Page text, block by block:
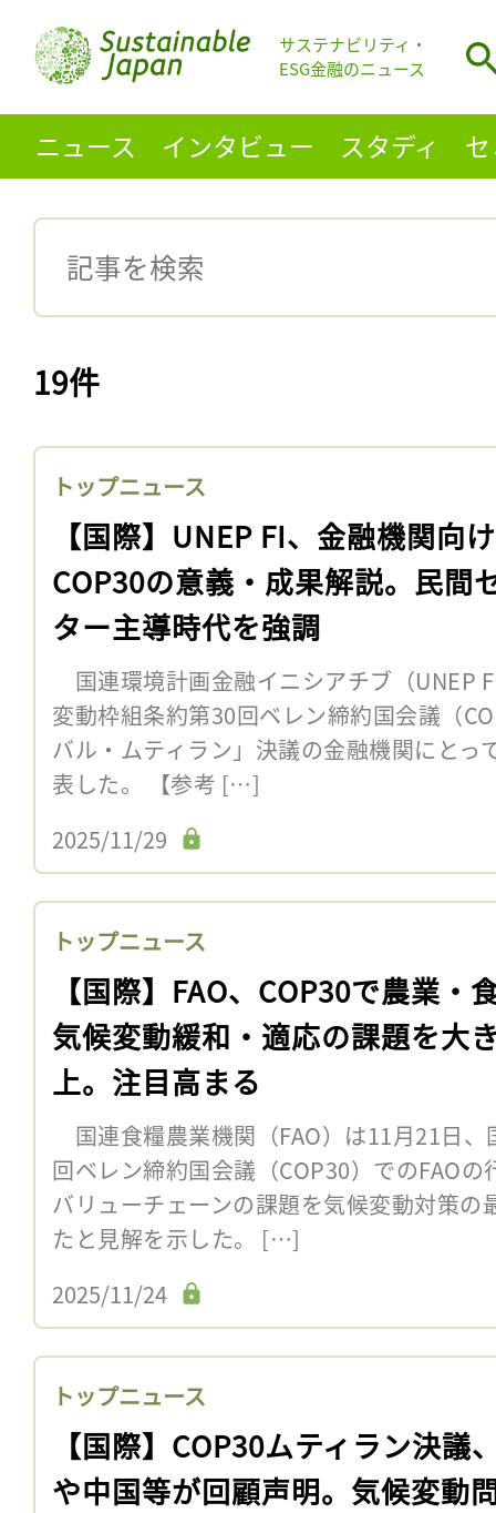
サステナビリティ・
ESG金融のニュース
ニュース インタビュー スタディ
19件
トップニュース
【国際】UNEP FI、金融機関向
COP30の意義・成果解説。民間
ター主導時代を強調
国連環境計画金融イニシアチブ（UNEP
変動枠組条約第30回ベレン締約国会議（
バル・ムティラン」決議の金融機関にとっ
表した。 【参考 […]
2025/11/29
トップニュース
【国際】FAO、COP30で農業・
気候変動緩和・適応の課題を大
上。注目高まる
国連食糧農業機関（FAO）は11月21日
回ベレン締約国会議（COP30）でのFAO
バリューチェーンの課題を気候変動対策の
たと見解を示した。 […]
2025/11/24
トップニュース
【国際】COP30ムティラン決議
や中国等が回顧声明。気候変動